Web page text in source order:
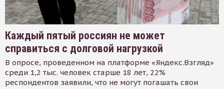
Каждый пятый россиян не может
справиться с долговой нагрузкой
В опросе, проведенном на платформе «Яндекс.Взгляд»
среди 1,2 тыс. человек старше 18 лет, 22%
респондентов заявили, что не могут погашать свои